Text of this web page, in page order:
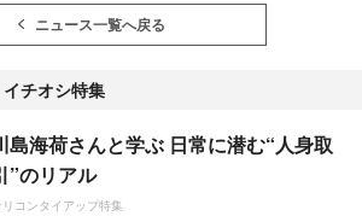
ニュース一覧へ戻る
チオシ特集
島海荷さんと学ぶ 日常に潜む“人身取
”のリアル
リコンタイアップ特集